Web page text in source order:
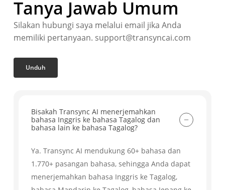
Tanya Jawab Umum
Silakan hubungi saya melalui email jika Anda
memiliki pertanyaan. support@transyncai.com
Unduh
Bisakah Transync AI menerjemahkan
bahasa Inggris ke bahasa Tagalog dan
bahasa lain ke bahasa Tagalog?
Ya. Transync AI mendukung 60+ bahasa dan
1.770+ pasangan bahasa, sehingga Anda dapat
menerjemahkan bahasa Inggris ke Tagalog,